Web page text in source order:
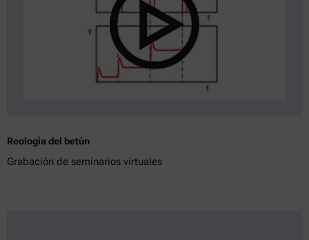
Reología del betún
Grabación de seminarios virtuales